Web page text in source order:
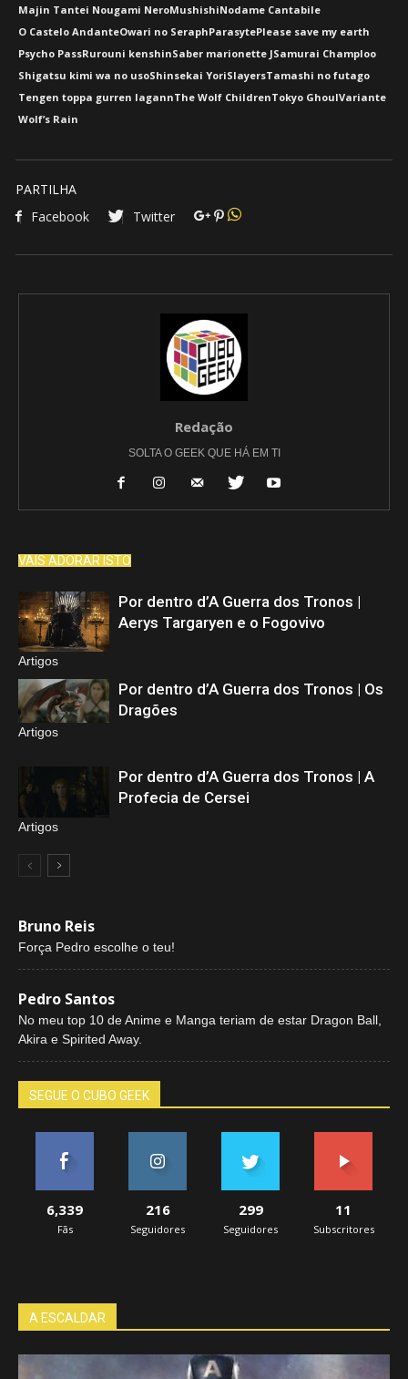
Majin Tantei Nougami NeroMushishiNodame Cantabile
O Castelo AndanteOwari no SeraphParasytePlease save my earth
Psycho PassRurouni kenshinSaber marionette JSamurai Champloo
Shigatsu kimi wa no usoShinsekai YoriSlayersTamashi no futago
Tengen toppa gurren lagannThe Wolf ChildrenTokyo GhoulVariante
Wolf’s Rain
PARTILHA
Facebook
Twitter
Redação
SOLTA O GEEK QUE HÁ EM TI
VAIS ADORAR ISTO
Artigos
Por dentro d’A Guerra dos Tronos |
Aerys Targaryen e o Fogovivo
Artigos
Por dentro d’A Guerra dos Tronos | Os
Dragões
Artigos
Por dentro d’A Guerra dos Tronos | A
Profecia de Cersei
Bruno Reis
Força Pedro escolhe o teu!
Pedro Santos
No meu top 10 de Anime e Manga teriam de estar Dragon Ball,
Akira e Spirited Away.
SEGUE O CUBO GEEK
6,339
Fãs
216
Seguidores
299
Seguidores
11
Subscritores
A ESCALDAR